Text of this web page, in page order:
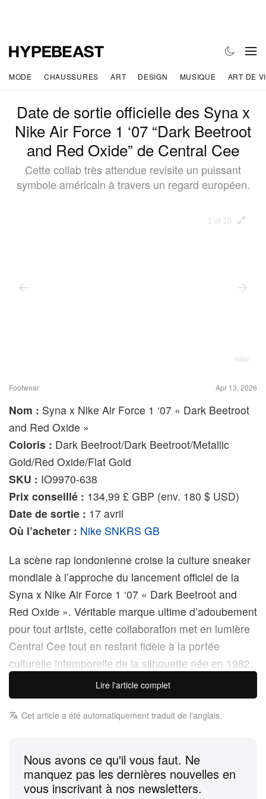
MODE CHAUSSURES ART DESIGN MUSIQUE ART DE
Date de sortie officielle des Syna x
Nike Air Force 1 ‘07 “Dark Beetroot
and Red Oxide” de Central Cee
Cette collab très attendue revisite un puissant
symbole américain à travers un regard européen.
1 of 10
Nike
Footwear Apr 13, 2026
Nom : Syna x Nike Air Force 1 ‘07 « Dark Beetroot
and Red Oxide »
Coloris : Dark Beetroot/Dark Beetroot/Metallic
Gold/Red Oxide/Flat Gold
SKU : IO9970-638
Prix conseillé : 134,99 £ GBP (env. 180 $ USD)
Date de sortie : 17 avril
Où l’acheter : Nike SNKRS GB
La scène rap londonienne croise la culture sneaker
mondiale à l’approche du lancement officiel de la
Syna x Nike Air Force 1 ‘07 « Dark Beetroot and
Red Oxide ». Véritable marque ultime d’adoubement
pour tout artiste, cette collaboration met en lumière
Central Cee tout en restant fidèle à la portée
culturelle intemporelle de la silhouette née en 1982.
Réinterprétant un puissant symbole américain à
travers un prisme résolument européen, cette
modèle lui‑même. La Nike Air Force 1 a depuis
longtemps dépassé son statut de première
Lire l'article complet
Cet article a été automatiquement traduit de l'anglais.
Nous avons ce qu'il vous faut. Ne
manquez pas les dernières nouvelles en
vous inscrivant à nos newsletters.